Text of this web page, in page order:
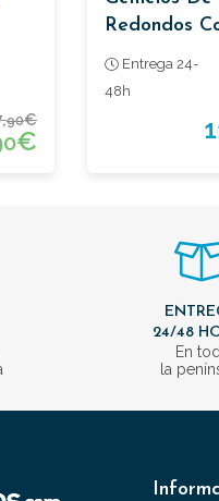
90€
€
Redondos
Sodalita
Entrega 24-
48h
24/48
En
la